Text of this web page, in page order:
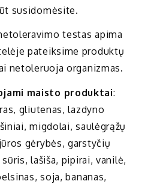
susidomėsite.
testas apima
pateiksime produktų
netoleruoja organizmas.
maisto produktai:
gliutenas, lazdyno
migdolai, saulėgrąžų
gėrybės, garstyčių
lašiša, pipirai, vanilė,
soja, bananas,